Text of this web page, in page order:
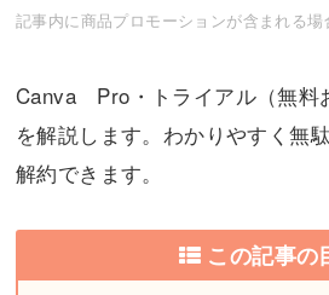
記事内に商品プロモーションが含まれる場
Canva Pro・トライアル（無料
を解説します。わかりやすく無
解約できます。
この記事の